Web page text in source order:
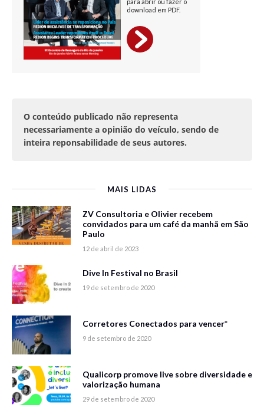
O conteúdo publicado não representa
necessariamente a opinião do veículo, sendo de
inteira reponsabilidade de seus autores.
MAIS LIDAS
ZV Consultoria e Olivier recebem
convidados para um café da manhã em São
Paulo
12 de abril de 2023
Dive In Festival no Brasil
19 de setembro de 2020
Corretores Conectados para vencer*
9 de setembro de 2020
Qualicorp promove live sobre diversidade e
valorização humana
29 de setembro de 2020